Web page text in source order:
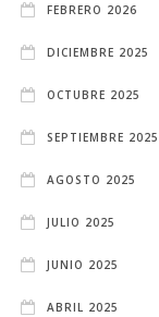
FEBRERO 2026
DICIEMBRE 2025
OCTUBRE 2025
SEPTIEMBRE 2025
AGOSTO 2025
JULIO 2025
JUNIO 2025
ABRIL 2025